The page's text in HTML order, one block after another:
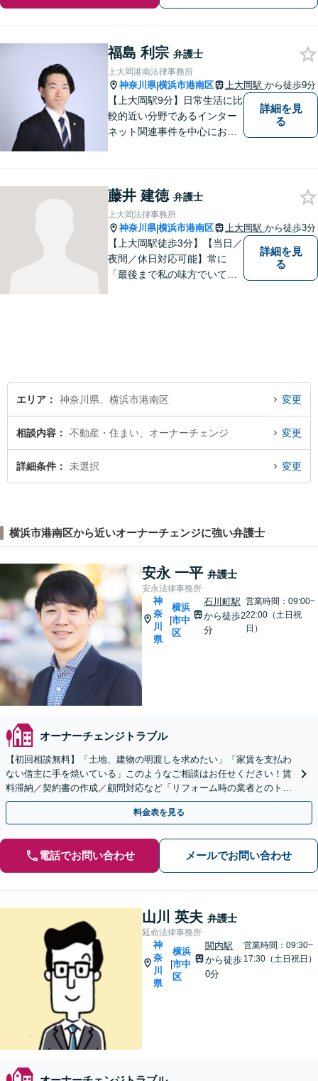
福島 利宗 弁護士
上大岡港南法律事務所
神奈川県|横浜市港南区 上大岡駅 から徒歩9分
【上大岡駅9分】日常生活に比
較的近い分野であるインター
ネット関連事件を中心にお取
ルにて掲載情報のURL等をお
送りください。見込み、費用
等をご案内させていただきま
す。
詳細を見
る
藤井 建徳 弁護士
上大岡法律事務所
神奈川県|横浜市港南区 上大岡駅 から徒歩3分
【上大岡駅徒歩3分】【当日／
夜間／休日対応可能】常に
「最後まで私の味方でいてく
詳細を見
る
エリア 神奈川県、横浜市港南区 変更
相談内容 不動産・住まい、オーナーチェンジ 変更
詳細条件 未選択 変更
横浜市港南区から近いオーナーチェンジに強い弁護士
安永 一平 弁護士
安永法律事務所
神
奈
川
県
|
横浜
市中
区
石川町駅
から徒歩2
分
営業時間：09:00~
22:00（土日祝
日）
オーナーチェンジトラブル
【初回相談無料】「土地、建物の明渡しを求めたい」「家賃を支払わ
ない借主に手を焼いている」このようなご相談はお任せください！賃
料滞納／契約書の作成／顧問対応など「リフォーム時の業者とのトラ
ブル対応も」【夜間・休日面談可】【電話相談対応】
料金表を見る
電話でお問い合わせ メールでお問い合わせ
山川 英夫 弁護士
延命法律事務所
神
奈
川
県
横浜
市中
区
関内駅
から徒歩
0分
営業時間：09:30~
17:30（土日祝日）